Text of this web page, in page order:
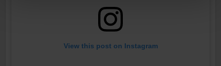
View this post on Instagram